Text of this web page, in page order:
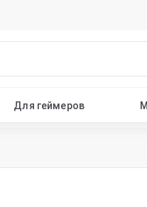
Для геймеров